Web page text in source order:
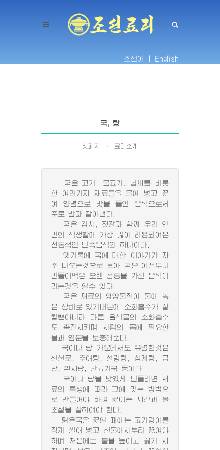
조선어 | English
국, 탕
첫페지 료리소개
국은 고기, 물고기, 남새를 비롯
한 여러가지 재료들을 물에 넣고 끓
여 양념으로 맛을 들인 음식으로서
주로 밥과 같이낸다.
국은 김치, 젓갈과 함께 우리 인
민의 식생활에 가장 많이 리용되여온
전통적인 민족음식의 하나이다.
옛기록에 국에 대한 이야기가 자
주 나오는것으로 보아 국은 이전부터
만들어먹은 오랜 전통을 가진 음식이
라는것을 알수 있다.
국은 재료의 영양물질이 물에 녹
은 상태로 있기때문에 소화흡수가 잘
될뿐아니라 다른 음식물의 소화흡수
도 촉진시키며 사람의 몸에 필요한
물과 염분을 보충해준다.
국이나 탕 가운데서도 유명한것은
신선로, 추어탕, 설렁탕, 삼계탕, 곰
탕, 완자탕, 단고기국 등이다.
국이나 탕을 맛있게 만들려면 재
료의 특성에 따라 그에 맞는 방법으
로 만들어야 하며 끓이는 시간과 불
조절을 잘하여야 한다.
맑은국을 끓일 때에는 고기덩이를
작게 썰어 넣고 찬물에서부터 끓여야
하며 처음에는 불을 높이고 끓기 시